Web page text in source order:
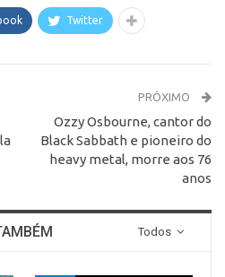
Twitter
PRÓXIMO
Ozzy Osbourne, cantor do
Black Sabbath e pioneiro do
heavy metal, morre aos 76
anos
Todos